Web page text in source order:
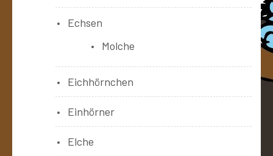
Echsen
Molche
Eichhörnchen
Einhörner
Elche